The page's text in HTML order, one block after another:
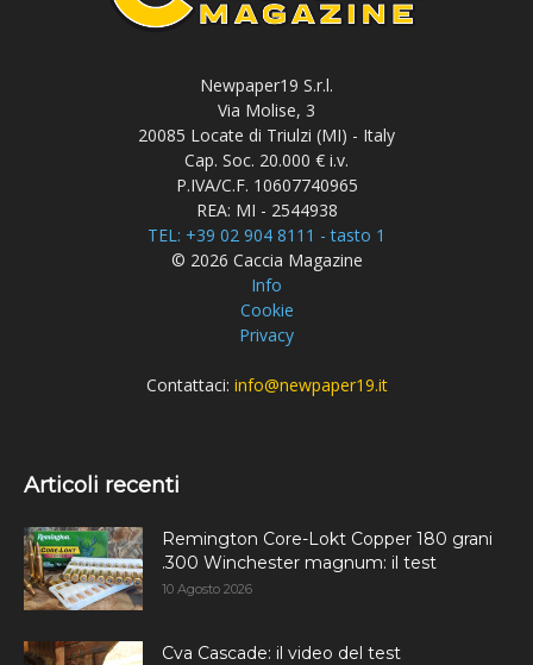
Newpaper19 S.r.l.
Via Molise, 3
20085 Locate di Triulzi (MI) - Italy
Cap. Soc. 20.000 € i.v.
P.IVA/C.F. 10607740965
REA: MI - 2544938
TEL: +39 02 904 8111 - tasto 1
© 2026 Caccia Magazine
Info
Cookie
Privacy
Contattaci: info@newpaper19.it
Articoli recenti
Remington Core-Lokt Copper 180 grani
.300 Winchester magnum: il test
10 Agosto 2026
Cva Cascade: il video del test